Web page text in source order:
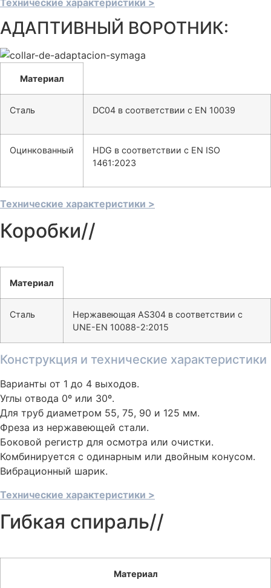
АДАПТИВНЫЙ ВОРОТНИК:
Материал
Сталь DC04 в соответствии с EN 10039
Оцинкованный
HDG в соответствии с EN ISO
1461:2023
Технические характеристики >
Коробки//
Материал
Сталь
Нержавеющая AS304 в соответствии с
UNE-EN 10088-2:2015
Конструкция и технические характеристики
Варианты от 1 до 4 выходов.
Углы отвода 0º или 30º.
Для труб диаметром 55, 75, 90 и 125 мм.
Фреза из нержавеющей стали.
Боковой регистр для осмотра или очистки.
Комбинируется с одинарным или двойным конусом.
Вибрационный шарик.
Технические характеристики >
Гибкая спираль//
Материал